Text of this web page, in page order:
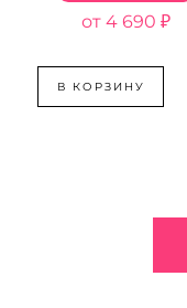
4 690 ₽
В КОРЗИНУ